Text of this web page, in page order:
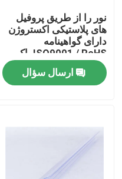
خونه
ویدیو
نور را از طریق پروفیل
های پلاستیکی اکستروژن
دارای گواهینامه
ISO9001 / RoHS پاک
کنید
ارسال سؤال